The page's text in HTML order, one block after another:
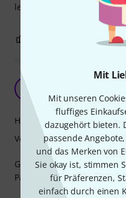
Mit
Mit unseren
fluffiges
dazugehört bieten.
passende
und das Merken von
Sie okay ist, stimmen
für Präferenzen,
einfach durch einen
leichgängig und verhaken
T
Taamii
Gut verarbeitet, sehr gutes
Passt auch für eine kleine
Handling
Verarbeitung